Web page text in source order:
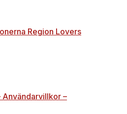
Region Lovers
–